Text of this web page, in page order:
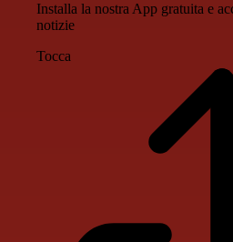
Installa la nostra App gratuita e
notizie
Tocca